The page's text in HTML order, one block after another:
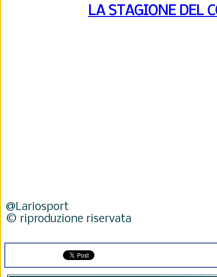
LA STAGIONE DEL
@Lariosport
© riproduzione riservata